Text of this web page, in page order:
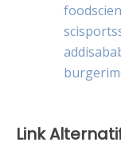
Link